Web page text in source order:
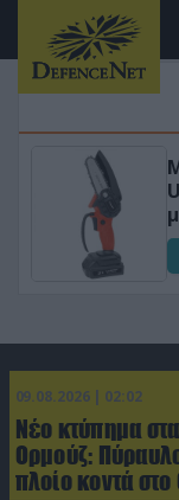
09.08.2026 | 02:02
Νέο κτύπημα
Ορμούζ:
πλοίο κοντά